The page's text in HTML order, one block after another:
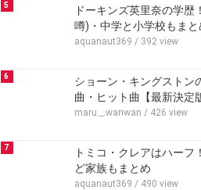
5
ドーキンズ英里奈の学
噂)・中学と小学校もまと
aquanaut369 / 392 view
6
ショーン・キングストン
曲・ヒット曲【最新決定
maru._.wanwan / 426 view
7
トミコ・クレアはハー
ど家族もまとめ
aquanaut369 / 490 view